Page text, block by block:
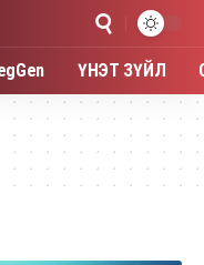
ҮНЭТ ЗҮЙЛ